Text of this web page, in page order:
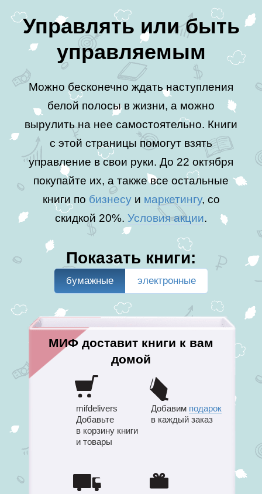
Управлять или быть
управляемым
Можно бесконечно ждать наступления
белой полосы в жизни, а можно
вырулить на нее самостоятельно. Книги
с этой страницы помогут взять
управление в свои руки. До 22 октября
покупайте их, а также все остальные
книги по бизнесуи маркетингу, со
скидкой 20%. Условия акции.
Показать книги:
бумажные электронные
МИФ доставит книги к вам
домой
mifdelivers
Добавьте
в корзину книги
и товары
Добавим подарок
в каждый заказ